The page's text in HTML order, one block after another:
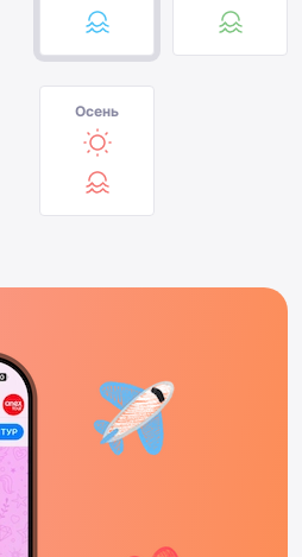
Осень